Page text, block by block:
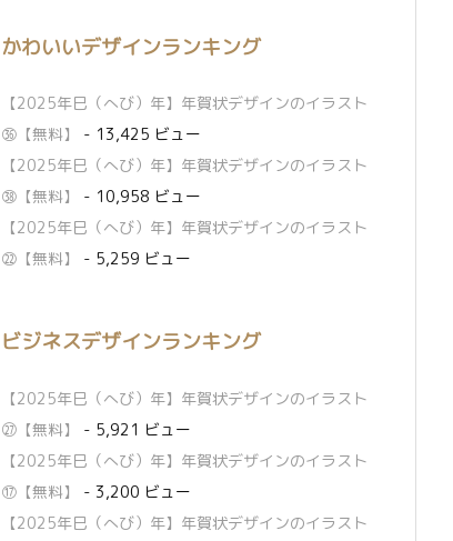
かわいいデザインランキング
【2025年巳（へび）年】年賀状デザインのイラスト
㊱【無料】
- 13,425 ビュー
【2025年巳（へび）年】年賀状デザインのイラスト
㊳【無料】
- 10,958 ビュー
【2025年巳（へび）年】年賀状デザインのイラスト
㉒【無料】
- 5,259 ビュー
ビジネスデザインランキング
【2025年巳（へび）年】年賀状デザインのイラスト
㉗【無料】
- 5,921 ビュー
【2025年巳（へび）年】年賀状デザインのイラスト
⑰【無料】
- 3,200 ビュー
【2025年巳（へび）年】年賀状デザインのイラスト